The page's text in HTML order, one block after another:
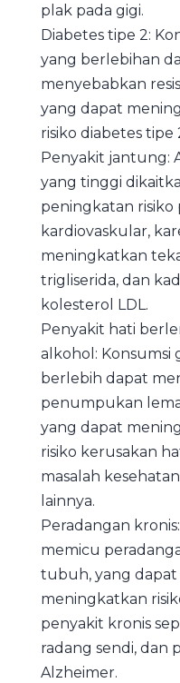
plak pada gigi.
Diabetes tipe 2:
yang berlebihan
menyebabkan
yang dapat
risiko diabetes tipe
Penyakit jantung:
yang tinggi
peningkatan risiko
kardiovaskular,
meningkatkan
trigliserida, dan
kolesterol LDL.
Penyakit hati
alkohol: Konsumsi
berlebih dapat
penumpukan
yang dapat
risiko kerusakan
masalah
lainnya.
Peradangan
memicu
tubuh, yang dapat
meningkatkan
penyakit kronis
radang sendi, dan
Alzheimer.